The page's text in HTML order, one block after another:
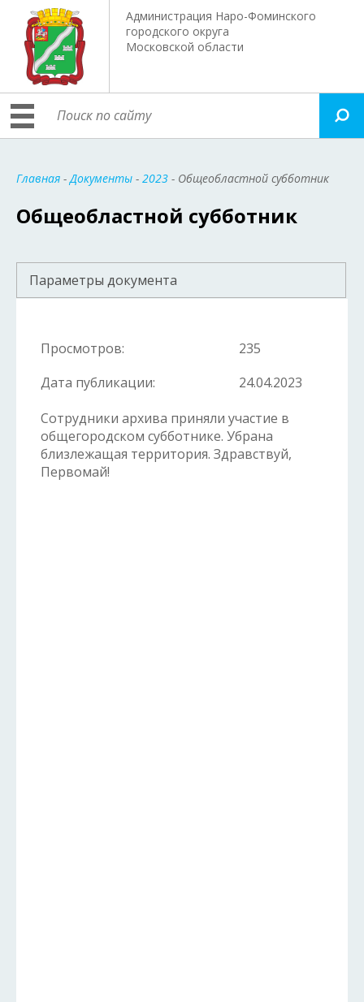
Администрация Наро-Фоминского
городского округа
Московской области
Главная -Документы - 2023 - Общеобластной субботник
Общеобластной субботник
Параметры документа
Просмотров:
235
Дата публикации:
24.04.2023
Сотрудники архива приняли участие в
общегородском субботнике. Убрана
близлежащая территория. Здравствуй,
Первомай!